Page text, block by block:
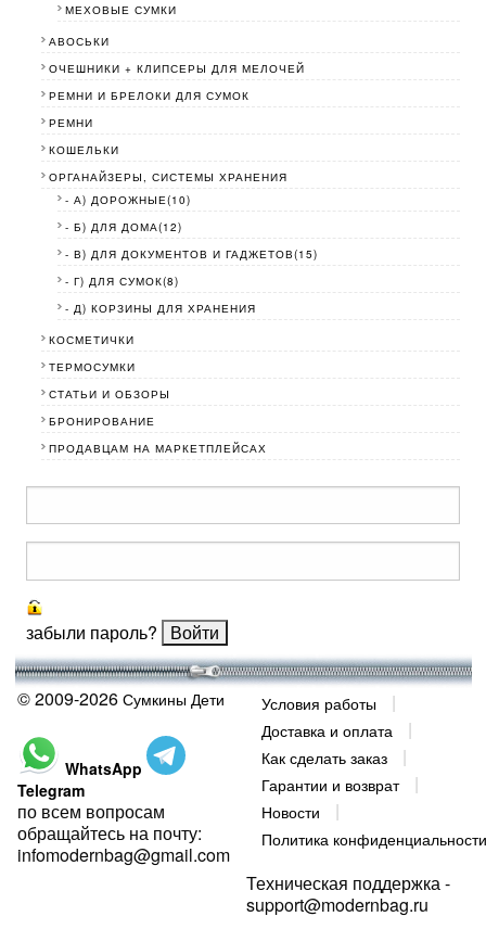
МЕХОВЫЕ СУМКИ
АВОСЬКИ
ОЧЕШНИКИ + КЛИПСЕРЫ ДЛЯ МЕЛОЧЕЙ
РЕМНИ И БРЕЛОКИ ДЛЯ СУМОК
РЕМНИ
КОШЕЛЬКИ
ОРГАНАЙЗЕРЫ, СИСТЕМЫ ХРАНЕНИЯ
- А) ДОРОЖНЫЕ(10)
- Б) ДЛЯ ДОМА(12)
- В) ДЛЯ ДОКУМЕНТОВ И ГАДЖЕТОВ(15)
- Г) ДЛЯ СУМОК(8)
- Д) КОРЗИНЫ ДЛЯ ХРАНЕНИЯ
КОСМЕТИЧКИ
ТЕРМОСУМКИ
СТАТЬИ И ОБЗОРЫ
БРОНИРОВАНИЕ
ПРОДАВЦАМ НА МАРКЕТПЛЕЙСАХ
забыли пароль?
© 2009-2026 Сумкины Дети
WhatsApp
Telegram
по всем вопросам
обращайтесь на почту:
infomodernbag@gmail.com
Условия работы
Доставка и оплата
Как сделать заказ
Гарантии и возврат
Новости
Политика конфиденциальности
Техническая поддержка -
support@modernbag.ru